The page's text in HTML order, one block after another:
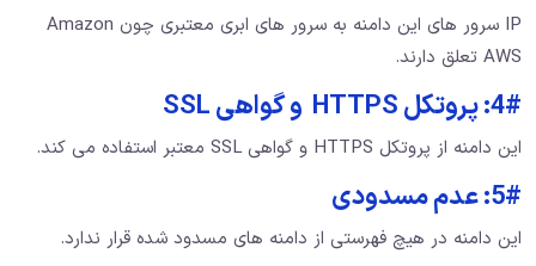
IP سرور های این دامنه به سرور های ابری معتبری چون Amazon
AWS تعلق دارند.
4#: پروتکل HTTPS و گواهی SSL
این دامنه از پروتکل HTTPS و گواهی SSL معتبر استفاده می کند.
5#: عدم مسدودی
این دامنه در هیچ فهرستی از دامنه های مسدود شده قرار ندارد.